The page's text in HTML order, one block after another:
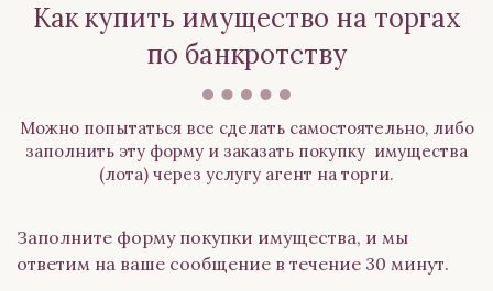
Как купить имущество на торгах
по банкротству
Можно попытаться все сделать самостоятельно, либо
заполнить эту форму и заказать покупку имущества
(лота) через услугу агент на торги.
Заполните форму покупки имущества, и мы
ответим на ваше сообщение в течение 30 минут.